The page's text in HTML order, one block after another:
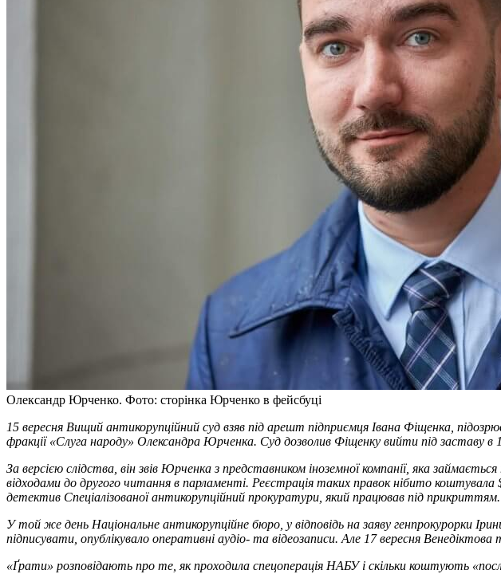
Олександр Юрченко. Фото: сторінка Юрченко в фейсбуці
15 вересня Вищий антикорупційний суд взяв під арешт підприємця Івана Фіщенка,
фракції «Слуга народу» Олександра Юрченка. Суд дозволив Фіщенку вийти під заставу в
За версією слідства, він звів Юрченка з представником іноземної компанії, яка
відходами до другого читання в парламенті. Реєстрація таких правок нібито
детектив Спеціалізованої антикорупційний прокуратури, який працював під прикриттям.
У той же день Національне антикорупційне бюро, у відповідь на заяву генпрокурорки
підписувати, опублікувало оперативні аудіо- та відеозаписи. Але 17 вересня
«Ґрати» розповідають про те, як проходила спецоперація НАБУ і скільки коштують